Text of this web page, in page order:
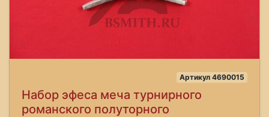
Артикул 4690015
Набор эфеса меча турнирного
романского полуторного